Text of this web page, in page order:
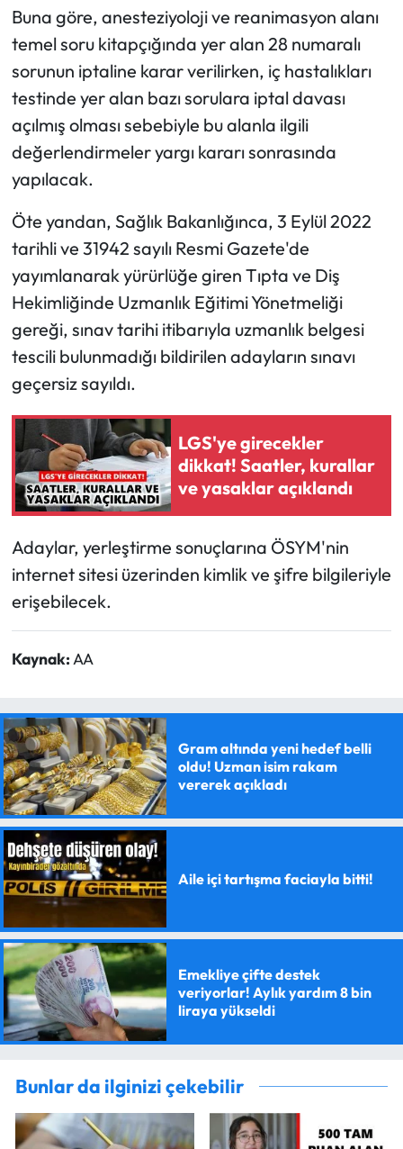
Buna göre, anesteziyoloji ve reanimasyon alanı
temel soru kitapçığında yer alan 28 numaralı
sorunun iptaline karar verilirken, iç hastalıkları
testinde yer alan bazı sorulara iptal davası
açılmış olması sebebiyle bu alanla ilgili
değerlendirmeler yargı kararı sonrasında
yapılacak.
Öte yandan, Sağlık Bakanlığınca, 3 Eylül 2022
tarihli ve 31942 sayılı Resmi Gazete'de
yayımlanarak yürürlüğe giren Tıpta ve Diş
Hekimliğinde Uzmanlık Eğitimi Yönetmeliği
gereği, sınav tarihi itibarıyla uzmanlık belgesi
tescili bulunmadığı bildirilen adayların sınavı
geçersiz sayıldı.
LGS'ye girecekler
dikkat! Saatler, kurallar
ve yasaklar açıklandı
Adaylar, yerleştirme sonuçlarına ÖSYM'nin
internet sitesi üzerinden kimlik ve şifre bilgileriyle
erişebilecek.
Kaynak: AA
Gram altında yeni hedef belli
oldu! Uzman isim rakam
vererek açıkladı
Aile içi tartışma faciayla bitti!
Emekliye çifte destek
veriyorlar! Aylık yardım 8 bin
liraya yükseldi
Bunlar da ilginizi çekebilir